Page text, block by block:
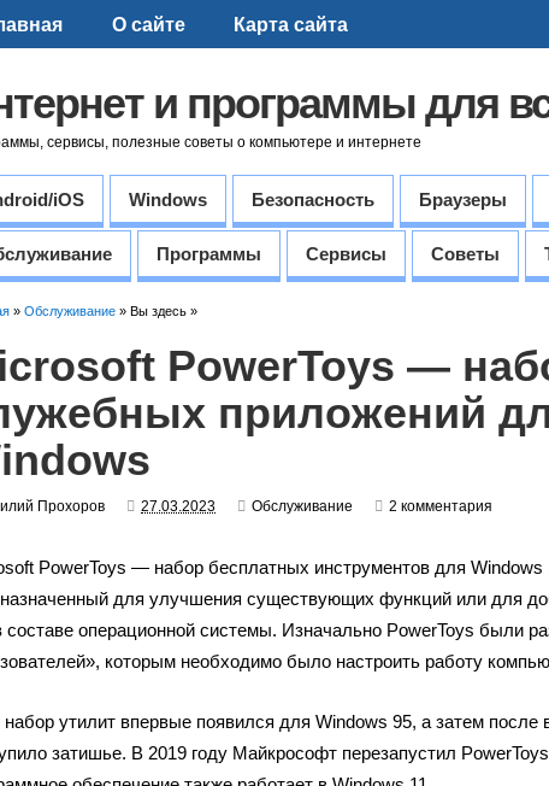
О сайте Карта сайта
и программы для
сервисы, полезные советы о компьютере и интернете
iOS Windows Безопасность Браузеры
Программы Сервисы Советы
» Обслуживание » Вы здесь »
PowerToys —
приложений
Прохоров 27.03.2023 Обслуживание 2 комментария
PowerToys — набор бесплатных инструментов для Windows
для улучшения существующих функций или для
составе операционной системы. Изначально PowerToys были
которым необходимо было настроить работу
набор утилит впервые появился для Windows 95, а затем после
затишье. В 2019 году Майкрософт перезапустил